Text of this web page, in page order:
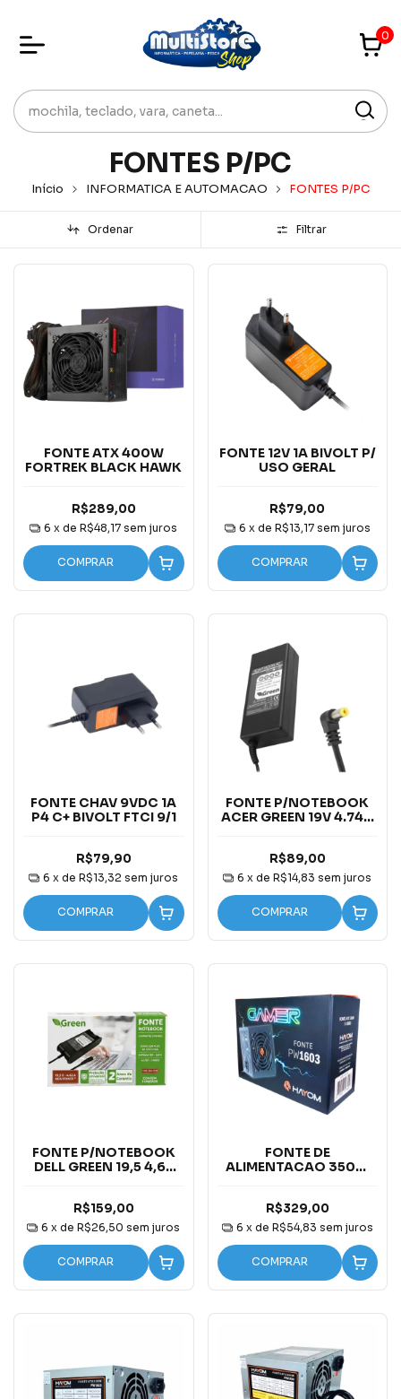
0
FONTES P/PC
Início INFORMATICA E AUTOMACAO FONTES P/PC
Ordenar Filtrar
FONTE ATX 400W
FORTREK BLACK HAWK
R$289,00
6 x deR$48,17 sem juros
COMPRAR
FONTE 12V 1A BIVOLT P/
USO GERAL
R$79,00
6 x de R$13,17 sem juros
COMPRAR
FONTE CHAV 9VDC 1A
P4 C+ BIVOLT FTCI 9/1
R$79,90
6 x deR$13,32 sem juros
COMPRAR
FONTE P/NOTEBOOK
ACER GREEN 19V 4.74A
R$89,00
6 x deR$14,83 sem juros
COMPRAR
FONTE P/NOTEBOOK
DELL GREEN 19,5 4,62
R$159,00
6 x deR$26,50 sem juros
COMPRAR
FONTE DE
ALIMENTACAO 350W
R$329,00
6 x de R$54,83 sem juros
COMPRAR